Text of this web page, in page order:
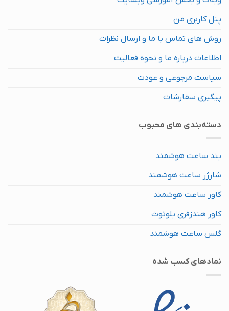
پنل کاربری من
روش های تماس با ما و ارسال نظرات
اطلاعات درباره ما و نحوه فعالیت
سیاست مرجوعی و عودت
پیگیری سفارشات
دسته‌بندی های محبوب
بند ساعت هوشمند
شارژر ساعت هوشمند
کاور ساعت هوشمند
کاور هندزفری بلوتوث
گلس ساعت هوشمند
نماد‌های کسب شده